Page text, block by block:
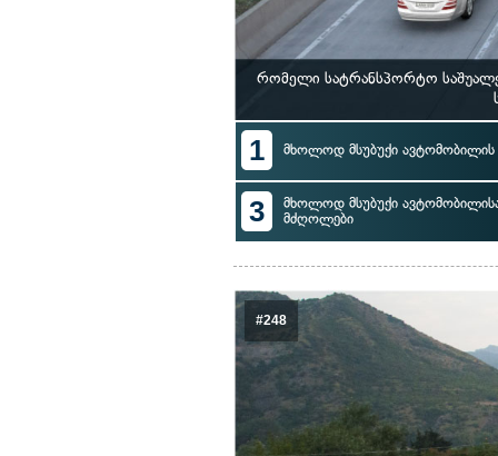
რომელი სატრანსპორტო
1 მხოლოდ მსუბუქი
3
მხოლოდ მსუბუქი
მძღოლები
#248